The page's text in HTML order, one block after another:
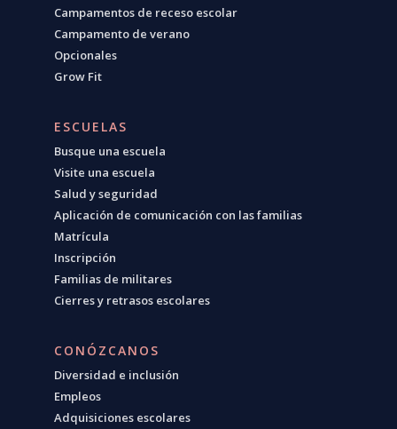
Campamentos de receso escolar
Campamento de verano
Opcionales
Grow Fit
ESCUELAS
Busque una escuela
Visite una escuela
Salud y seguridad
Aplicación de comunicación con las familias
Matrícula
Inscripción
Familias de militares
Cierres y retrasos escolares
CONÓZCANOS
Diversidad e inclusión
Empleos
Adquisiciones escolares